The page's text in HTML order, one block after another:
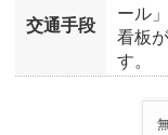
交通手段
ール
看板
す。